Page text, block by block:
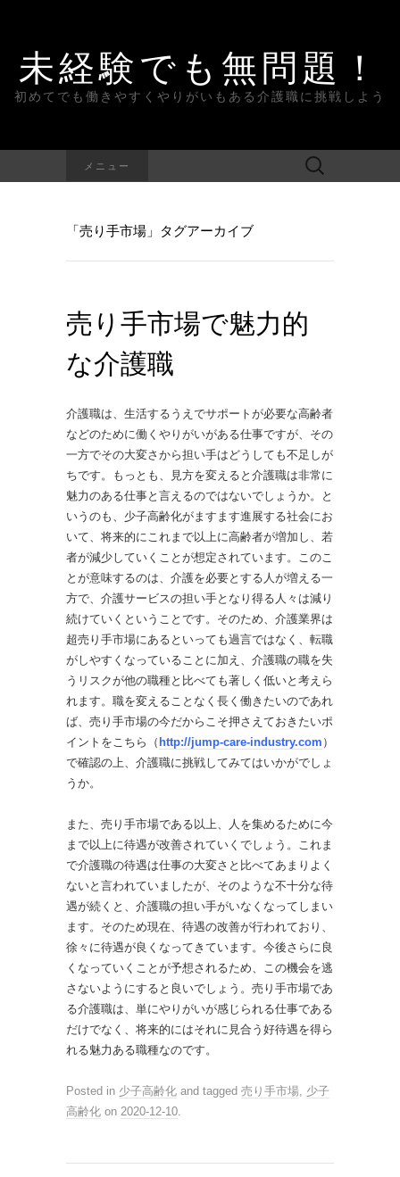
未経験でも無問題！
初めてでも働きやすくやりがいもある介護職に挑戦しよう
メニュー
検
索:
「売り手市場」タグアーカイブ
売り手市場で魅力的
な介護職
介護職は、生活するうえでサポートが必要な高齢者
などのために働くやりがいがある仕事ですが、その
一方でその大変さから担い手はどうしても不足しが
ちです。もっとも、見方を変えると介護職は非常に
魅力のある仕事と言えるのではないでしょうか。と
いうのも、少子高齢化がますます進展する社会にお
いて、将来的にこれまで以上に高齢者が増加し、若
者が減少していくことが想定されています。このこ
とが意味するのは、介護を必要とする人が増える一
方で、介護サービスの担い手となり得る人々は減り
続けていくということです。そのため、介護業界は
超売り手市場にあるといっても過言ではなく、転職
がしやすくなっていることに加え、介護職の職を失
うリスクが他の職種と比べても著しく低いと考えら
れます。職を変えることなく長く働きたいのであれ
ば、売り手市場の今だからこそ押さえておきたいポ
イントをこちら（ http://jump-care-industry.com ）
で確認の上、介護職に挑戦してみてはいかがでしょ
うか。
また、売り手市場である以上、人を集めるために今
まで以上に待遇が改善されていくでしょう。これま
で介護職の待遇は仕事の大変さと比べてあまりよく
ないと言われていましたが、そのような不十分な待
遇が続くと、介護職の担い手がいなくなってしまい
ます。そのため現在、待遇の改善が行われており、
徐々に待遇が良くなってきています。今後さらに良
くなっていくことが予想されるため、この機会を逃
さないようにすると良いでしょう。売り手市場であ
る介護職は、単にやりがいが感じられる仕事である
だけでなく、将来的にはそれに見合う好待遇を得ら
れる魅力ある職種なのです。
Posted in 少子高齢化 and tagged 売り手市場, 少子
高齢化 on 2020-12-10.